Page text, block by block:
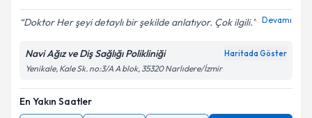
Doktor Her şeyi detaylı bir şekilde anlatıyor. Çok ilgili. Devamı
Navi Ağız ve Diş Sağlığı Polikliniği Haritada Göster
Yenikale, Kale Sk. no:3/A A blok, 35320 Narlıdere/İzmir
En Yakın Saatler